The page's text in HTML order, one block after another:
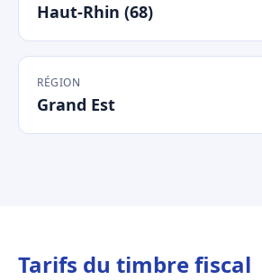
Haut-Rhin (68)
RÉGION
Grand Est
Tarifs du timbre fiscal